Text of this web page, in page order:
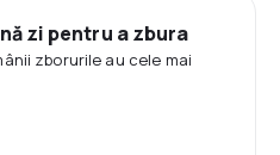
zi pentru a zbura
zborurile au cele mai